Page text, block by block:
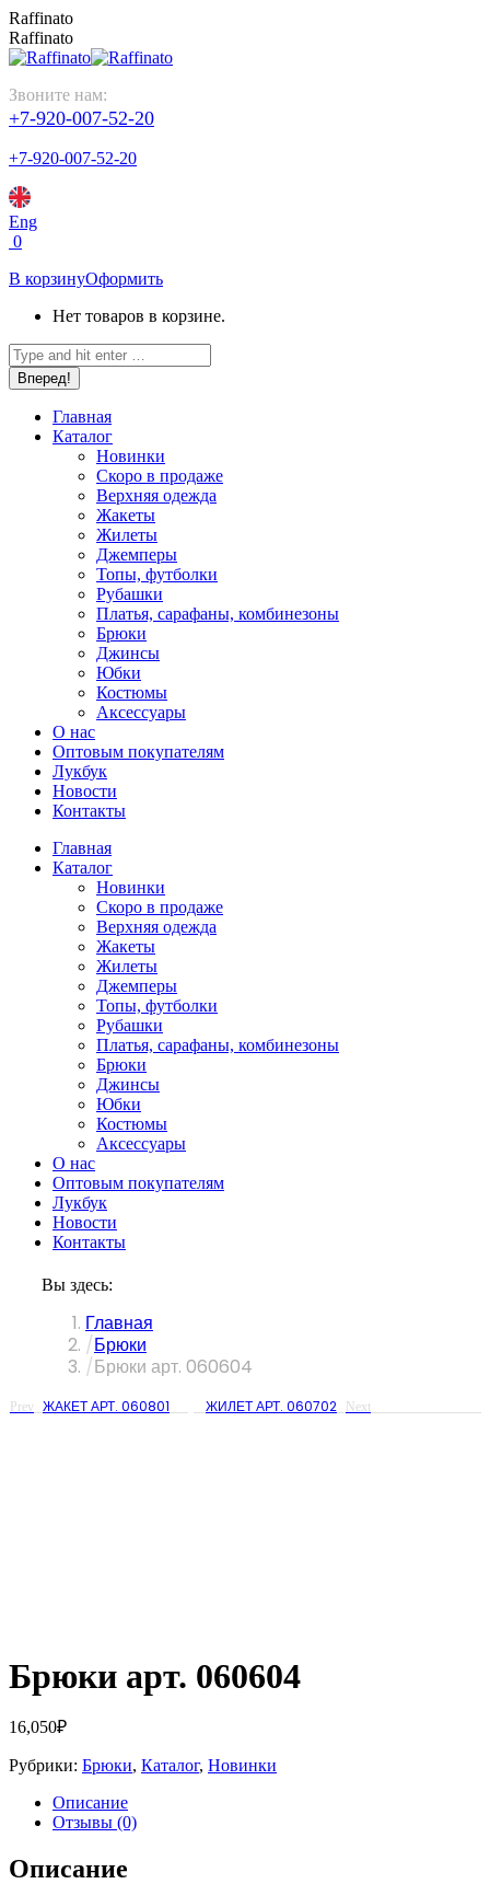
Перейти
к
содержанию
Raffinato
Raffinato
Звоните нам:
+7-920-007-52-20
+7-920-007-52-20
Eng
0
В корзинуОформить
Нет товаров в корзине.
Поиск:
Главная
Каталог
Новинки
Скоро в продаже
Верхняя одежда
Жакеты
Жилеты
Джемперы
Топы, футболки
Рубашки
Платья, сарафаны, комбинезоны
Брюки
Джинсы
Юбки
Костюмы
Аксессуары
О нас
Оптовым покупателям
Лукбук
Новости
Контакты
Главная
Каталог
Новинки
Скоро в продаже
Верхняя одежда
Жакеты
Жилеты
Джемперы
Топы, футболки
Рубашки
Платья, сарафаны, комбинезоны
Брюки
Джинсы
Юбки
Костюмы
Аксессуары
О нас
Оптовым покупателям
Лукбук
Новости
Контакты
Вы здесь:
Главная
Брюки
Брюки арт. 060604
Prev ЖАКЕТ АРТ. 060801 ЖИЛЕТ АРТ. 060702 Next
Брюки арт. 060604
16,050₽
Рубрики: Брюки, Каталог, Новинки
Описание
Отзывы (0)
Описание